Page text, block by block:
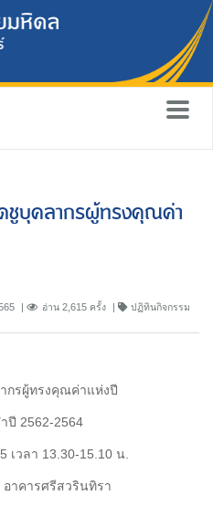
ดชูบุคลากรผู้ทรงคุณค่า
อ่าน 2,615 ครั้ง ปฏิทินกิจกรรม
กรผู้ทรงคุณค่าแห่งปี
ปี 2562-2564
วลา 13.30-15.10 น.
าคารศรีสวรินทิรา